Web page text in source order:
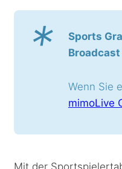
*
Sports
Wenn Sie
mimoLive
Mit der